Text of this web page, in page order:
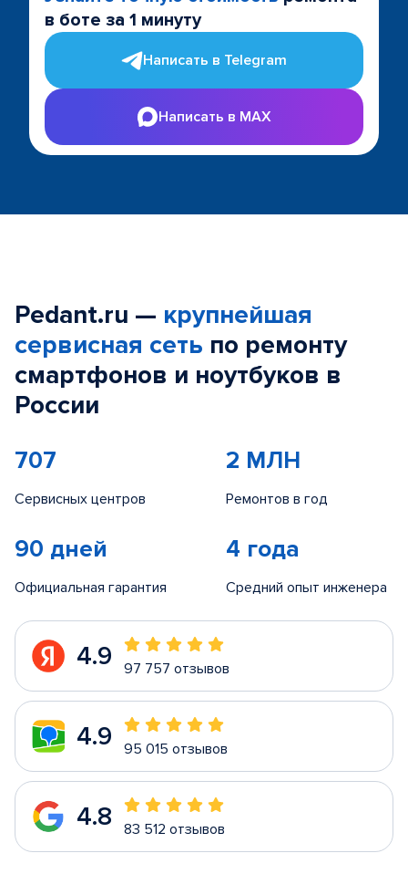
в боте за 1 минуту
Написать в Telegram
Написать в MAX
Pedant.ru — крупнейшая
сервисная сеть по ремонту
смартфонов и ноутбуков в
России
707
Сервисных центров
2 МЛН
Ремонтов в год
90 дней
Официальная гарантия
4 года
Средний опыт инженера
4.9 97 757 отзывов
4.9 95 015 отзывов
4.8 83 512 отзывов